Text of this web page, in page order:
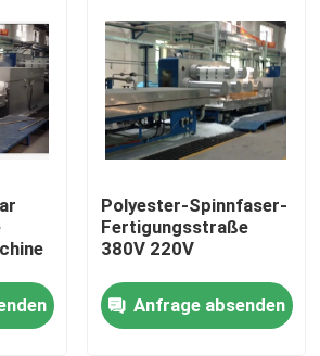
stenter
Polyester-Spinnfaser-
Fertigungsstraße
380V 220V
Anfrage absenden